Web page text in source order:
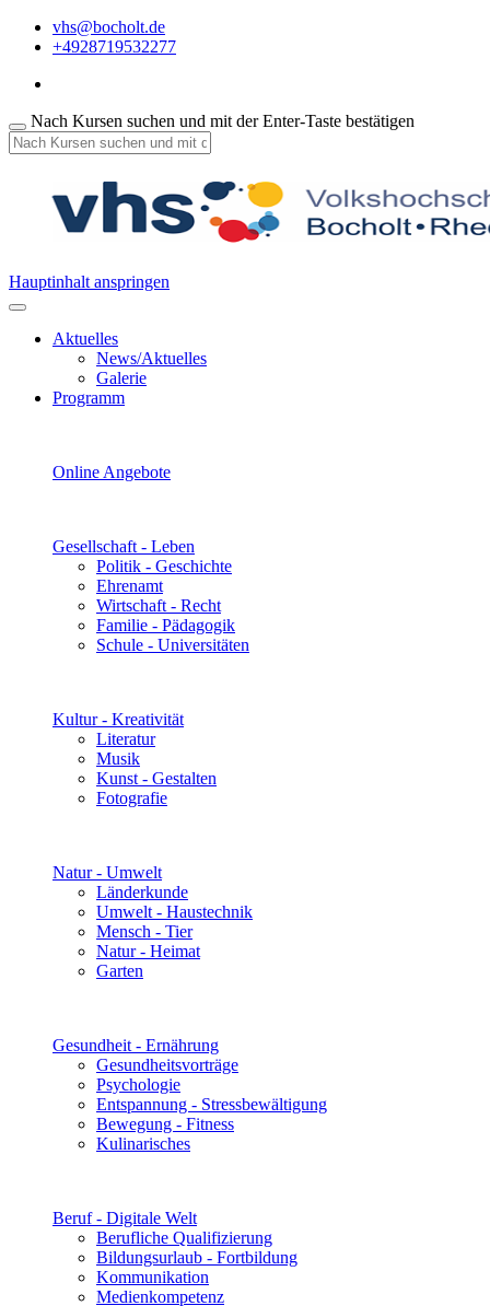
vhs@bocholt.de
+4928719532277
Nach Kursen suchen und mit der Enter-Taste bestätigen
Hauptinhalt anspringen
Aktuelles
News/Aktuelles
Galerie
Programm
Online Angebote
Gesellschaft - Leben
Politik - Geschichte
Ehrenamt
Wirtschaft - Recht
Familie - Pädagogik
Schule - Universitäten
Kultur - Kreativität
Literatur
Musik
Kunst - Gestalten
Fotografie
Natur - Umwelt
Länderkunde
Umwelt - Haustechnik
Mensch - Tier
Natur - Heimat
Garten
Gesundheit - Ernährung
Gesundheitsvorträge
Psychologie
Entspannung - Stressbewältigung
Bewegung - Fitness
Kulinarisches
Beruf - Digitale Welt
Berufliche Qualifizierung
Bildungsurlaub - Fortbildung
Kommunikation
Medienkompetenz